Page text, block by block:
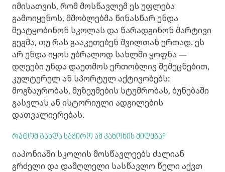
იმისათვის, რომ მოსწავლემ ეს უფლება
გამოიყენოს, მშობლებმა წინასწარ უნდა
შეატყობინონ სკოლას და წარადგინონ მარტივი
გეგმა, თუ რას გააკეთებენ შვილთან ერთად. ეს
არ უნდა იყოს უბრალოდ სახლში ყოფნა —
დღეები უნდა დაეთმოს ერთობლივ შემეცნებით,
კულტურულ ან სპორტულ აქტივობებს:
მოგზაურობას, მუზეუმების სტუმრობას, ბუნებაში
გასვლას ან ისტორიული ადგილების
დათვალიერებას.
რატომ გახდა საჭირო ამ კანონის მიღება?
იაპონიაში სკოლის მოსწავლეებს ძალიან
გრძელი და დამღლელი სასწავლო წელი აქვთ